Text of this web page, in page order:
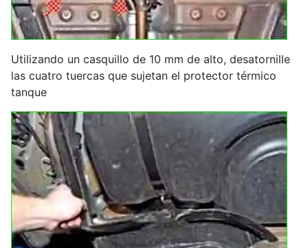
Utilizando un casquillo de 10 mm de alto, desatornille
las cuatro tuercas que sujetan el protector térmico
tanque